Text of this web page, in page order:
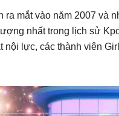
ra mắt vào năm 2007 và
nhất trong lịch sử
nội lực, các thành viên